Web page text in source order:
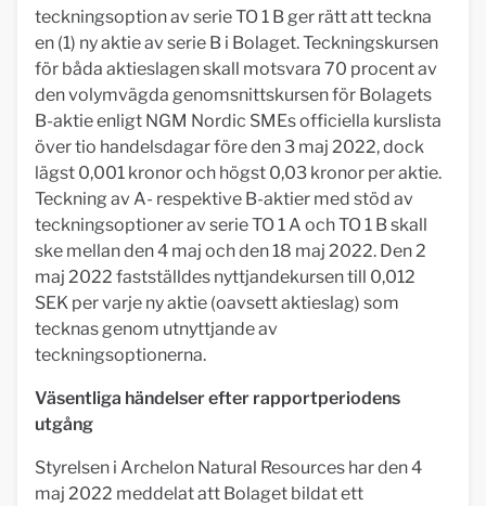
teckningsoption av serie TO 1 B ger rätt att teckna
en (1) ny aktie av serie B i Bolaget. Teckningskursen
för båda aktieslagen skall motsvara 70 procent av
den volymvägda genomsnittskursen för Bolagets
B-aktie enligt NGM Nordic SMEs officiella kurslista
över tio handelsdagar före den 3 maj 2022, dock
lägst 0,001 kronor och högst 0,03 kronor per aktie.
Teckning av A- respektive B-aktier med stöd av
teckningsoptioner av serie TO 1 A och TO 1 B skall
ske mellan den 4 maj och den 18 maj 2022. Den 2
maj 2022 fastställdes nyttjandekursen till 0,012
SEK per varje ny aktie (oavsett aktieslag) som
tecknas genom utnyttjande av
teckningsoptionerna.
Väsentliga händelser efter rapportperiodens
utgång
Styrelsen i Archelon Natural Resources har den 4
maj 2022 meddelat att Bolaget bildat ett